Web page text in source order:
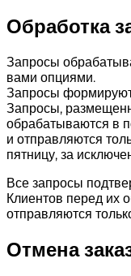
Обработка
Запросы
вами опциями.
Запросы
Запросы,
обрабатываются в
и отправляются
пятницу, за
Все запросы
Клиентов перед их
отправляются
Отмена